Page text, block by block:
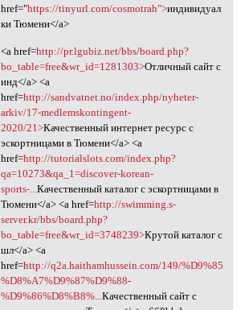
href="https://tinyurl.com/cosmotrah">индивидуал
ки Тюмени</a>
<a href=http://pr.lgubiz.net/bbs/board.php?
bo_table=free&wr_id=1281303>Отличный сайт с
инд</a> <a
href=http://sandvatnet.no/index.php/nyheter-
arkiv/17-medlemskontingent-
2020/21>Качественный интернет ресурс с
эскортницами в Тюмени</a> <a
href=http://tutorialslots.com/index.php?
qa=10273&qa_1=discover-korean-
sports-...Качественный каталог с эскортницами в
Тюмени</a> <a href=http://swimming.s-
server.kr/bbs/board.php?
bo_table=free&wr_id=3748239>Крутой каталог с
шл</a> <a
href=http://q2a.haithamhussein.com/149/%D9%85
%D8%A7%D9%87%D9%88-
%D9%86%D8%B8%...Качественный сайт с